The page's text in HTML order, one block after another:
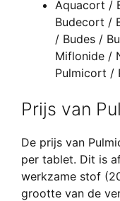
Aquacort /
Budecort /
/ Budes /
Miflonide /
Pulmicort /
Prijs van
De prijs van
per tablet. Dit is
werkzame stof
grootte van de